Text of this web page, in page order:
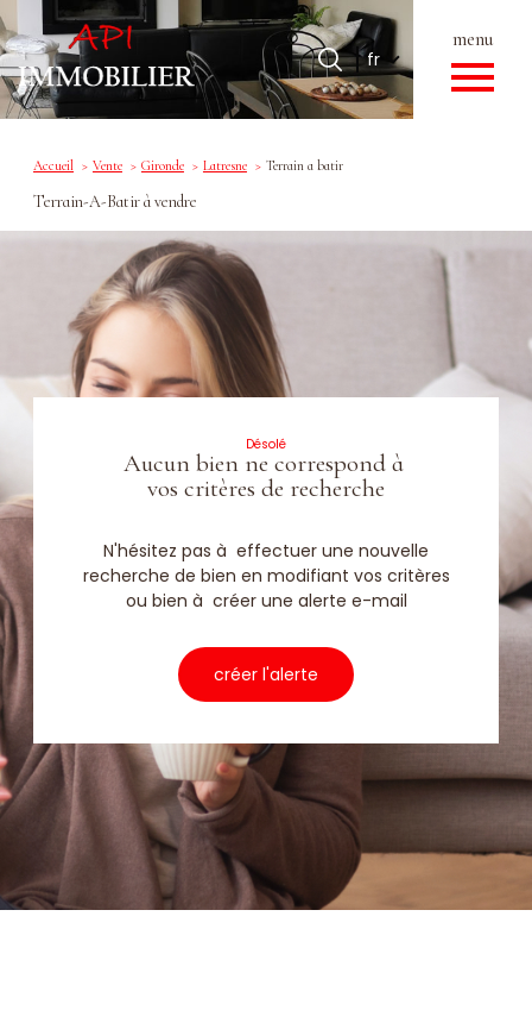
menu
Langue
fr
Accueil
Langue
fr
Accueil Vente Gironde Latresne Terrain a batir
Terrain-A-Batir à vendre
Désolé
Aucun bien ne correspond à
vos critères de recherche
N'hésitez pas à effectuer une nouvelle
recherche de bien en modifiant vos critères
ou bien à créer une alerte e-mail
créer l'alerte